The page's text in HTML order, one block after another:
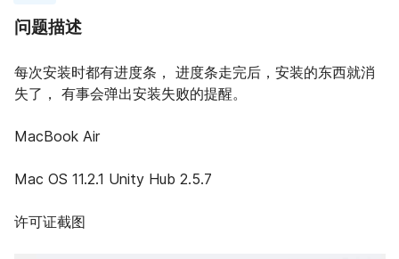
问题描述
每次安装时都有进度条， 进度条走完后，安装的东西就消
失了， 有事会弹出安装失败的提醒。
MacBook Air
Mac OS 11.2.1 Unity Hub 2.5.7
许可证截图